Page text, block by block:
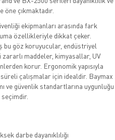
çıkmaktadır.
ekipmanları arasında fark
özellikleriyle dikkat çeker.
bu göz koruyucular, endüstriyel
maddeler, kimyasallar, UV
korur. Ergonomik yapısıyla
çalışmalar için idealdir. Baymax
ve güvenlik standartlarına uygunluğu
darbe dayanıklılığı